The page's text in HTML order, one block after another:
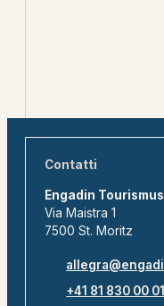
Contatti
Engadin Tourismus
Via Maistra 1
7500 St. Moritz
+41 81 830 00 01